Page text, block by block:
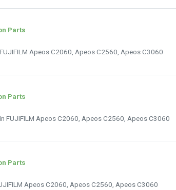
Parts
Apeos C2060, Apeos C2560, Apeos C3060
Parts
FUJIFILM Apeos C2060, Apeos C2560, Apeos C3060
Parts
Apeos C2060, Apeos C2560, Apeos C3060